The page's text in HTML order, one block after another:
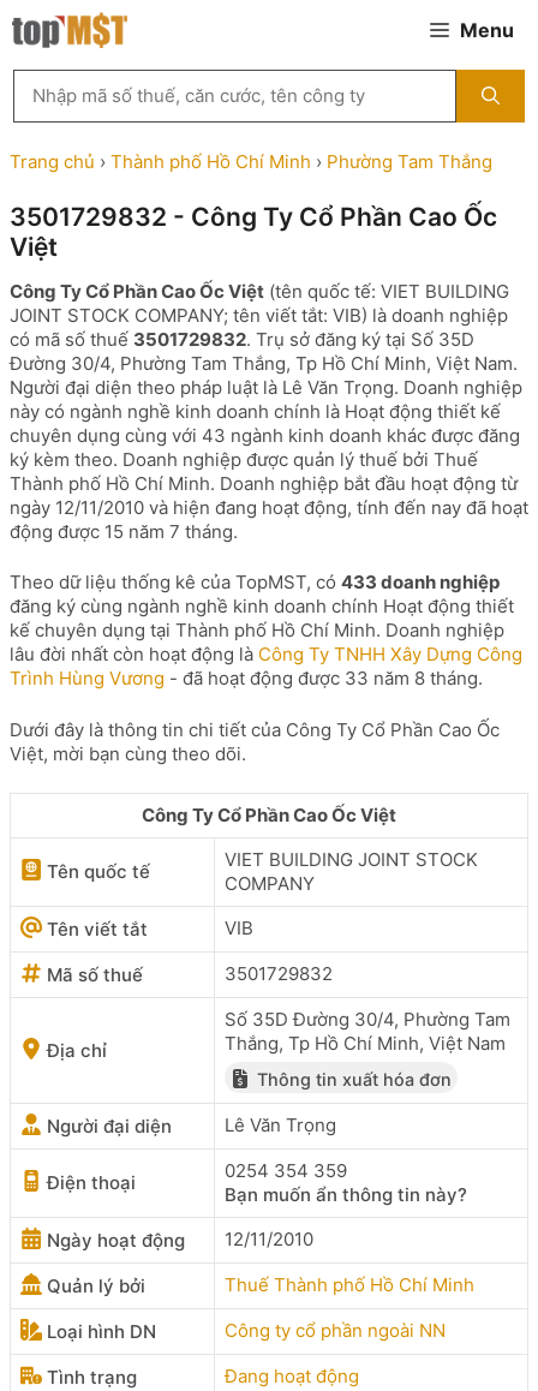
Chuyển
đến
Menu
kiếm
MST
theo
tên
ty,
người
diện
hoặc
mã
số
thuế
...
Trang chủ › Thành phố Hồ Chí Minh › Phường Tam Thắng
3501729832 - Công Ty Cổ Phần Cao Ốc
Việt
Công Ty Cổ Phần Cao Ốc Việt (tên quốc tế: VIET BUILDING
JOINT STOCK COMPANY; tên viết tắt: VIB) là doanh nghiệp
có mã số thuế 3501729832. Trụ sở đăng ký tại Số 35D
Đường 30/4, Phường Tam Thắng, Tp Hồ Chí Minh, Việt Nam.
Người đại diện theo pháp luật là Lê Văn Trọng. Doanh nghiệp
này có ngành nghề kinh doanh chính là Hoạt động thiết kế
chuyên dụng cùng với 43 ngành kinh doanh khác được đăng
ký kèm theo. Doanh nghiệp được quản lý thuế bởi Thuế
Thành phố Hồ Chí Minh. Doanh nghiệp bắt đầu hoạt động từ
ngày 12/11/2010 và hiện đang hoạt động, tính đến nay đã hoạt
động được 15 năm 7 tháng.
Theo dữ liệu thống kê của TopMST, có 433 doanh nghiệp
đăng ký cùng ngành nghề kinh doanh chính Hoạt động thiết
kế chuyên dụng tại Thành phố Hồ Chí Minh. Doanh nghiệp
lâu đời nhất còn hoạt động là Công Ty TNHH Xây Dựng Công
Trình Hùng Vương - đã hoạt động được 33 năm 8 tháng.
Dưới đây là thông tin chi tiết của Công Ty Cổ Phần Cao Ốc
Việt, mời bạn cùng theo dõi.
Công Ty Cổ Phần Cao Ốc Việt
Tên quốc tế
VIET BUILDING JOINT STOCK
COMPANY
Tên viết tắt
VIB
Mã số thuế 3501729832
Địa chỉ
Số 35D Đường 30/4, Phường Tam
Thắng, Tp Hồ Chí Minh, Việt Nam
Thông tin xuất hóa đơn
Người đại diện Lê Văn Trọng
Điện thoại
0254 354 359
Bạn muốn ẩn thông tin này?
Ngày hoạt động
12/11/2010
Quản lý bởi Thuế Thành phố Hồ Chí Minh
Loại hình DN Công ty cổ phần ngoài NN
Tình trạng Đang hoạt động